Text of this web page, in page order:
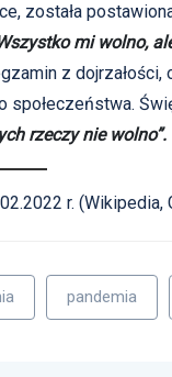
została
mi wolno,
z
rzeczy nie wolno”.
r. (Wikipedia,
pandemia